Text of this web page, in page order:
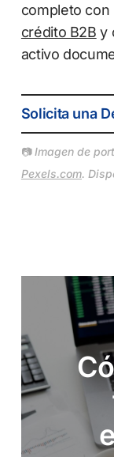
completo con
crédito B2B y
activo
Solicita una
📷 Imagen de
Pexels.com.